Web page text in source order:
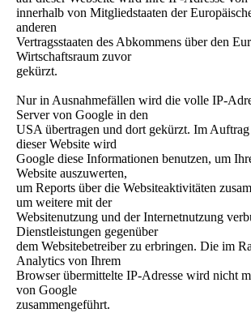
innerhalb von Mitgliedstaaten der
anderen
Vertragsstaaten des Abkommens über den
Wirtschaftsraum zuvor
gekürzt.
Nur in Ausnahmefällen wird die volle IP-
Server von Google in den
USA übertragen und dort gekürzt. Im Auftrag
dieser Website wird
Google diese Informationen benutzen, um
Website auszuwerten,
um Reports über die Websiteaktivitäten
um weitere mit der
Websitenutzung und der Internetnutzung
Dienstleistungen gegenüber
dem Websitebetreiber zu erbringen. Die im
Analytics von Ihrem
Browser übermittelte IP-Adresse wird nicht
von Google
zusammengeführt.